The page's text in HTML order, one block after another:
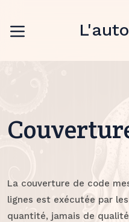
La couverture de code
lignes est exécutée par
quantité, jamais de